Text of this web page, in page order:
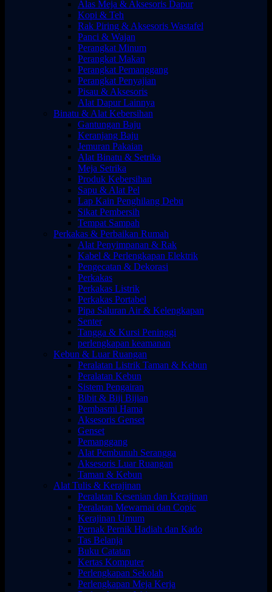
Alas Meja & Aksesoris Dapur
Kopi & Teh
Rak Piring & Aksesoris Wastafel
Panci & Wajan
Perangkat Minum
Perangkat Makan
Perangkat Pemanggang
Perangkat Penyajian
Pisau & Aksesoris
Alat Dapur Lainnya
Binatu & Alat Kebersihan
Gantungan Baju
Keranjang Baju
Jemuran Pakaian
Alat Binatu & Setrika
Meja Setrika
Produk Kebersihan
Sapu & Alat Pel
Lap Kain Penghilang Debu
Sikat Pembersih
Tempat Sampah
Perkakas & Perbaikan Rumah
Alat Penyimpanan & Rak
Kabel & Perlengkapan Elektrik
Pengecatan & Dekorasi
Perkakas
Perkakas Listrik
Perkakas Portabel
Pipa Saluran Air & Kelengkapan
Senter
Tangga & Kursi Peninggi
perlengkapan keamanan
Kebun & Luar Ruangan
Peralatan Listrik Taman & Kebun
Peralatan Kebun
Sistem Pengairan
Bibit & Biji Bijian
Pembasmi Hama
Aksesoris Genset
Genset
Pemanggang
Alat Pembunuh Serangga
Aksesoris Luar Ruangan
Taman & Kebun
Alat Tulis & Kerajinan
Peralatan Kesenian dan Kerajinan
Peralatan Mewarnai dan Copic
Kerajinan Umum
Pernak Pernik Hadiah dan Kado
Tas Belanja
Buku Catatan
Kertas Komputer
Perlengkapan Sekolah
Perlengkapan Meja Kerja